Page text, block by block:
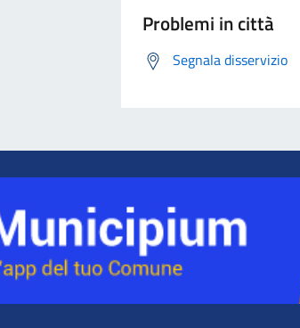
Problemi in città
Segnala disservizio